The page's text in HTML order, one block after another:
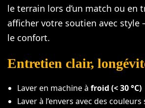
le terrain lors d’un match ou en
afficher votre soutien avec style
le confort.
Entretien clair,
Laver en machine à froid (< 30 °C)
Laver à l’envers avec des